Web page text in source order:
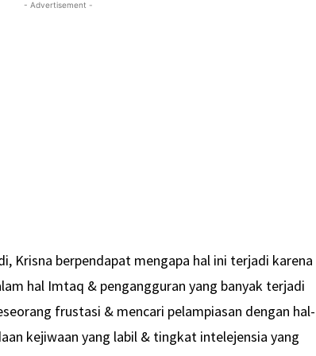
- Advertisement -
Krisna berpendapat mengapa hal ini terjadi karena
hal Imtaq & pengangguran yang banyak terjadi
frustasi & mencari pelampiasan dengan
kejiwaan yang labil & tingkat intelejensia yang